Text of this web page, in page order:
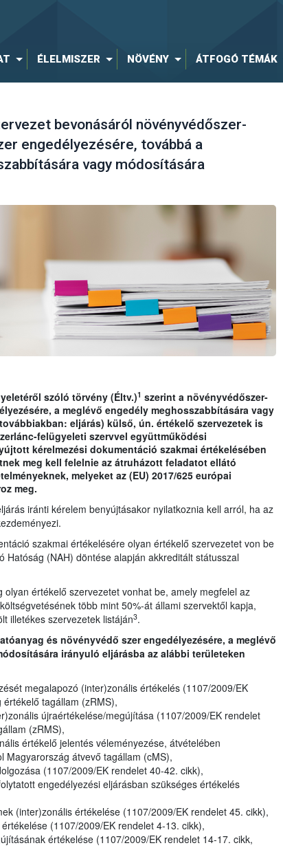
ÉLELMISZER NÖVÉNY ÁTFOGÓ TÉMÁK
bevonásáról növényvédőszer-
engedélyezésére, továbbá a
vagy módosítására
szóló törvény (Éltv.)1 szerint a növényvédőszer-
a meglévő engedély meghosszabbítására vagy
eljárás) külső, ún. értékelő szervezetek is
felügyeleti szervvel együttműködési
kérelmezési dokumentáció szakmai értékelésében
meg kell felelnie az átruházott feladatot ellátó
melyeket az (EU) 2017/625 európai
meg.
iránti kérelem benyújtásakor nyilatkoznia kell arról, ha az
szakmai értékelésére olyan értékelő szervezetet von be
Hatóság (NAH) döntése alapján akkreditált státusszal
értékelő szervezetet vonhat be, amely megfelel az
több mint 50%-át állami szervektől kapja,
illetékes szervezetek listáján3.
és növényvédő szer engedélyezésére, a meglévő
irányuló eljárásba az alábbi területeken
megalapozó (inter)zonális értékelés (1107/2009/EK
tagállam (zRMS),
újraértékelése/megújítása (1107/2009/EK rendelet
(zRMS),
értékelő jelentés véleményezése, átvételében
Magyarország átvevő tagállam (cMS),
(1107/2009/EK rendelet 40-42. cikk),
engedélyezési eljárásban szükséges értékelés
(inter)zonális értékelése (1107/2009/EK rendelet 45. cikk),
(1107/2009/EK rendelet 4-13. cikk),
értékelése (1107/2009/EK rendelet 14-17. cikk,